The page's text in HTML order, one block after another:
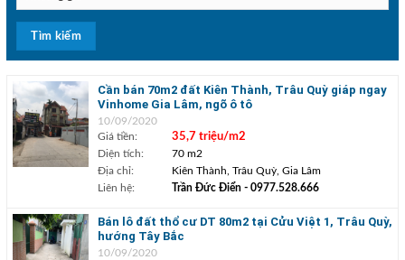
Cần bán 70m2 đất Kiên Thành, Trâu Quỳ giáp ngay
Vinhome Gia Lâm, ngõ ô tô
10/09/2020
Giá tiền:
35,7 triệu/m2
Diện tích:
70 m2
Địa chỉ:
Kiên Thành, Trâu Quỳ, Gia Lâm
Liên hệ:
Trần Đức Điển- 0977.528.666
Bán lô đất thổ cư DT 80m2 tại Cửu Việt 1, Trâu Quỳ,
hướng Tây Bắc
10/09/2020